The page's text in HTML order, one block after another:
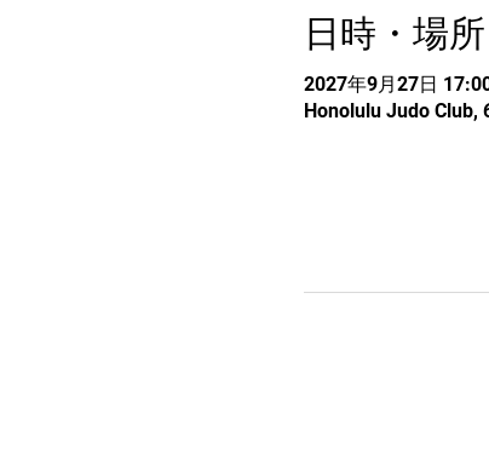
日時・場所
2027年9月27日
Honolulu Judo Club,